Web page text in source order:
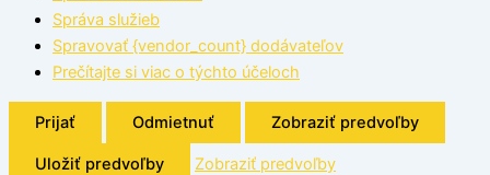
Správa služieb
Spravovať {vendor_count} dodávateľov
Prečítajte si viac o týchto účeloch
Prijať Odmietnuť Zobraziť predvoľby
Uložiť predvoľby Zobraziť predvoľby